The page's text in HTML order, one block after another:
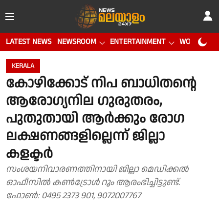
LATEST NEWS NEWSROOM ENTERTAINMENT WORLD CUP
KERALA
കോഴിക്കോട് നിപ ബാധിതന്റെ
ആരോഗ്യനില ഗുരുതരം,
പുതുതായി ആർക്കും രോഗ
ലക്ഷണങ്ങളില്ലെന്ന് ജില്ലാ
കളക്ടർ
സംശയനിവാരണത്തിനായി ജില്ലാ മെഡിക്കല്‍
ഓഫീസില്‍ കണ്‍ട്രോള്‍ റൂം ആരംഭിച്ചിട്ടുണ്ട്.
ഫോണ്‍: 0495 2373 901, 9072007767